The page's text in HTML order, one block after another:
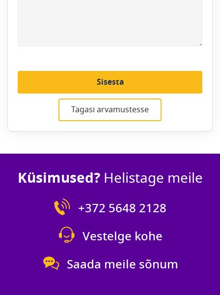
Sisesta
Tagasi arvamustesse
Küsimused?Helistage meile
+372 5648 2128
Vestelge kohe
Saada meile sõnum